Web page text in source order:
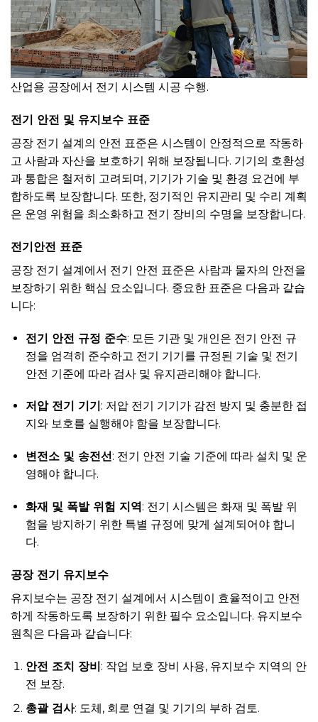
산업용 공장에서 전기 시스템 시공 수행.
전기 안전 및 유지보수 표준
공장 전기 설계의 안전 표준은 시스템이 안정적으로 작동하
고 사람과 자산을 보호하기 위해 보장됩니다. 기기의 호환성
과 통합은 철저히 고려되며, 기기가 기술 및 환경 요건에 부
합하도록 보장합니다. 또한, 정기적인 유지관리 및 수리 계획
은 운영 위험을 최소화하고 전기 장비의 수명을 보장합니다.
전기안전 표준
공장 전기 설계에서 전기 안전 표준은 사람과 물자의 안전을
보장하기 위한 핵심 요소입니다. 중요한 표준은 다음과 같습
니다:
전기 안전 규정 준수: 모든 기관 및 개인은 전기 안전 규
정을 엄격히 준수하고 전기 기기를 규정된 기술 및 전기
안전 기준에 따라 검사 및 유지관리해야 합니다.
저압 전기 기기 : 저압 전기 기기가 감전 방지 및 충분한 접
지와 보호를 실행해야 함을 보장합니다.
변전소 및 송전선: 전기 안전 기술 기준에 따라 설치 및 운
영해야 합니다.
화재 및 폭발 위험 지역: 전기 시스템은 화재 및 폭발 위
험을 방지하기 위한 특별 규정에 맞게 설계되어야 합니
다.
공장 전기 유지보수
유지보수는 공장 전기 설계에서 시스템이 효율적이고 안전
하게 작동하도록 보장하기 위한 필수 요소입니다. 유지보수
원칙은 다음과 같습니다:
안전 조치 장비: 작업 보호 장비 사용, 유지보수 지역의 안
전 보장.
총괄 검사: 도체, 회로 연결 및 기기의 부하 검토.